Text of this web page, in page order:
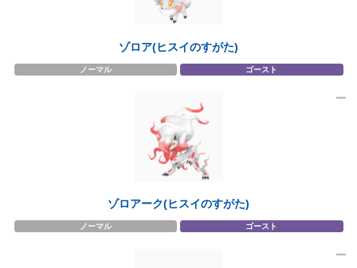
ゾロア(ヒスイのすがた)
ノーマル ゴースト
ゾロアーク(ヒスイのすがた)
ノーマル ゴースト